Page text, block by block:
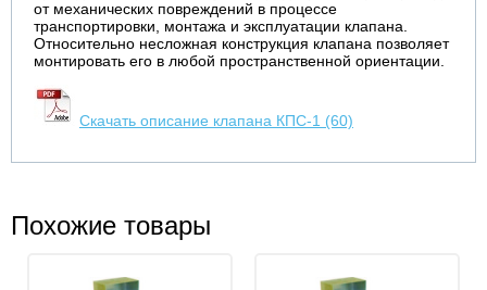
от механических повреждений в процессе
транспортировки, монтажа и эксплуатации клапана.
Относительно несложная конструкция клапана позволяет
монтировать его в любой пространственной ориентации.
Скачать описание клапана КПС-1 (60)
Похожие товары